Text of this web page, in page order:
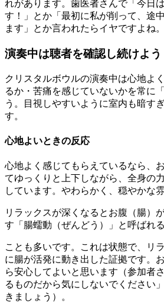
れがあります。歯医者さんで「今日
す！」とか「最初に私が削って、途
ます」とか言われたらイヤですよね。
演奏中は聴者を確認し続けよう
クリスタルボウルの演奏中は心地よ
るか・苦痛を感じていないかを常に
う。目視しやすいように室内も暗す
す。
心地よいときの反応
心地よく感じてもらえているなら、
てゆっくりと上下しながら、全身の
しています。やわらかく、穏やかな
リラックスが深くなるとお腹（腸）
す「腸蠕動（ぜんどう）」と呼ばれる
ことも多いです。これは状態で、リ
に腸が活発に動き出した証拠です。
ら安心してよいと思います（参加者
るものだから気にしないでください
きましょう）。